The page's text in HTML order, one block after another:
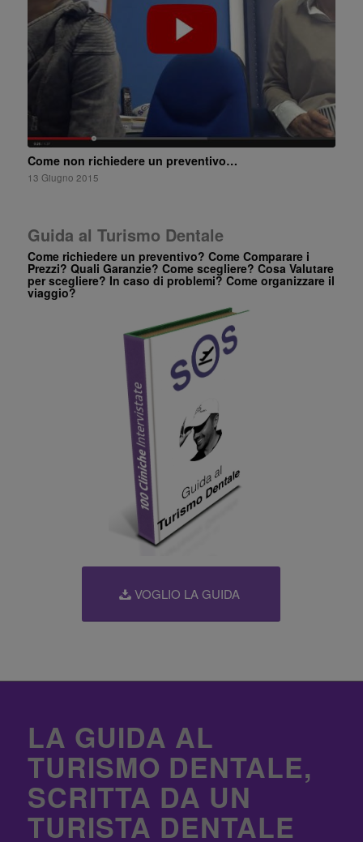
Come non richiedere un preventivo…
13 Giugno 2015
Guida al Turismo Dentale
Come richiedere un preventivo? Come Comparare i
Prezzi? Quali Garanzie? Come scegliere? Cosa Valutare
per scegliere? In caso di problemi? Come organizzare il
viaggio?
VOGLIO LA GUIDA
LA GUIDA AL
TURISMO DENTALE,
SCRITTA DA UN
TURISTA DENTALE